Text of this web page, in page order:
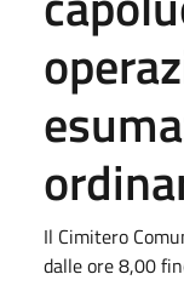
Il Cimitero
dalle ore 8,00